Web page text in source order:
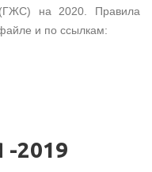
(ГЖС) на 2020. Правила
и по ссылкам:
2019